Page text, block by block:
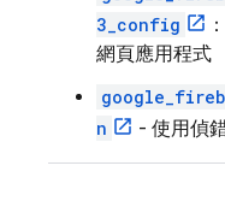
3_config
網頁應用程式
n
- 使用偵